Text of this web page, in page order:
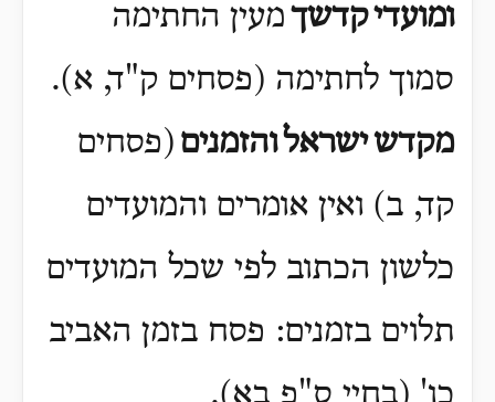
ומועדיקדשךמעין החתימה
סמוך לחתימה (פסחים ק"ד, א).
מקדשישראלוהזמנים (פסחים
קד, ב) ואין אומרים והמועדים
כלשון הכתוב לפי שכל המועדים
תלוים בזמנים: פסח בזמן האביב
כו' (בחיי ס"פ בא).